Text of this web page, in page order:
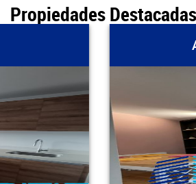
Propiedades Destacadas
Apartamento -